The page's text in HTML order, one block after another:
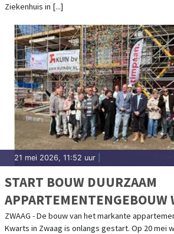
Ziekenhuis in [...]
21 mei 2026, 11:52 uur
START BOUW DUURZAAM
APPARTEMENTENGEBOUW
KWARTS IN ROZENBUURT
ZWAAG - De bouw van het markante
Kwarts in Zwaag is onlangs gestart. Op 20 mei